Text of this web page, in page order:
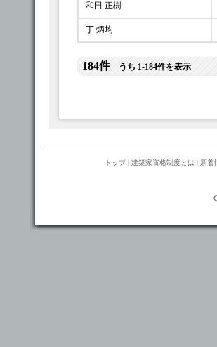
和田 正樹
丁 炳均
184件うち 1-184件を表示
トップ| 建築家資格制度とは | 新着